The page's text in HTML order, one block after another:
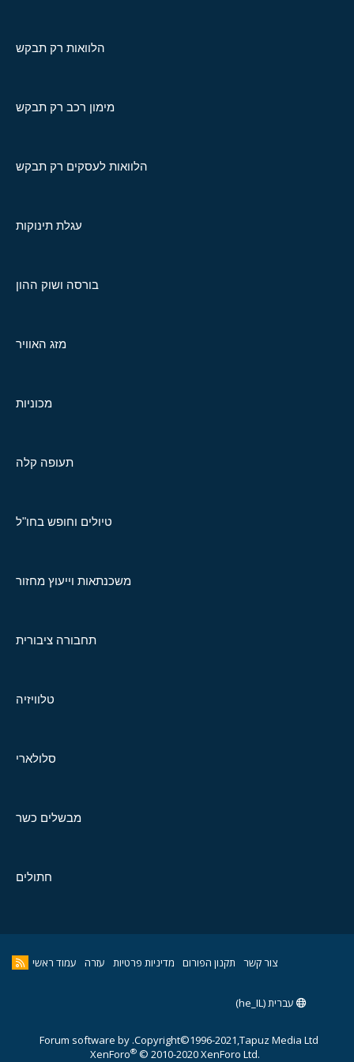
הלוואות רק תבקש
מימון רכב רק תבקש
הלוואות לעסקים רק תבקש
עגלת תינוקות
בורסה ושוק ההון
מזג האוויר
מכוניות
תעופה קלה
טיולים וחופש בחו"ל
משכנתאות וייעוץ מחזור
תחבורה ציבורית
טלוויזיה
סלולארי
מבשלים כשר
חתולים
צור קשר תקנון הפורום מדיניות פרטיות עזרה עמוד ראשי
עברית (he_IL)
Copyright©1996-2021,Tapuz Media Ltd.
Forum software by
XenForo® © 2010-2020 XenForo Ltd.